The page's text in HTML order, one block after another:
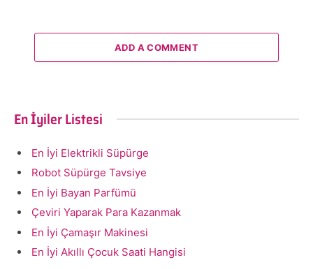
ADD A COMMENT
En İyiler Listesi
En İyi Elektrikli Süpürge
Robot Süpürge Tavsiye
En İyi Bayan Parfümü
Çeviri Yaparak Para Kazanmak
En İyi Çamaşır Makinesi
En İyi Akıllı Çocuk Saati Hangisi